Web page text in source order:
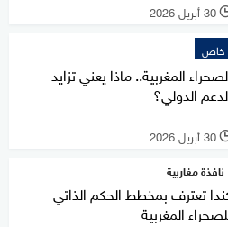
30 أبريل 2026
خاص
المغربية.. ماذا يعني تزايد
الدولي؟
30 أبريل 2026
نافذة مغاربية
تعترف بمخطط الحكم الذاتي
المغربية